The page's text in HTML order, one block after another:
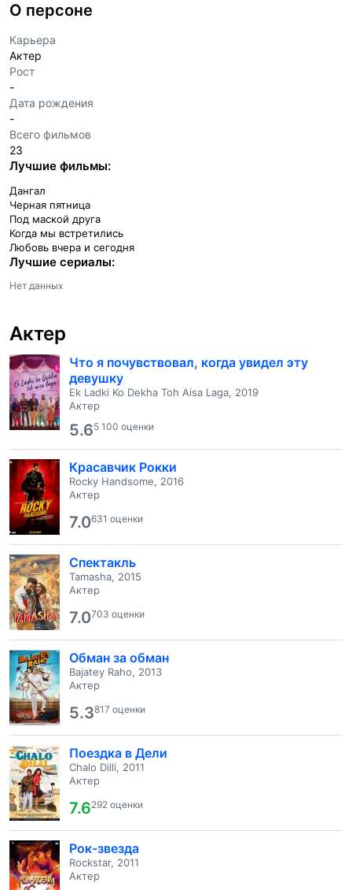
О персоне
Карьера
Актер
Рост
-
Дата рождения
-
Всего фильмов
23
Лучшие фильмы:
Дангал
Черная пятница
Под маской друга
Когда мы встретились
Любовь вчера и сегодня
Лучшие сериалы:
Нет данных
Актер
Что я почувствовал, когда увидел эту
девушку
Ek Ladki Ko Dekha Toh Aisa Laga, 2019
Актер
5.65 100 оценки
Красавчик Рокки
Rocky Handsome, 2016
Актер
7.0631 оценки
Спектакль
Tamasha, 2015
Актер
7.0703 оценки
Обман за обман
Bajatey Raho, 2013
Актер
5.3817 оценки
Поездка в Дели
Chalo Dilli, 2011
Актер
7.6292 оценки
Рок-звезда
Rockstar, 2011
Актер